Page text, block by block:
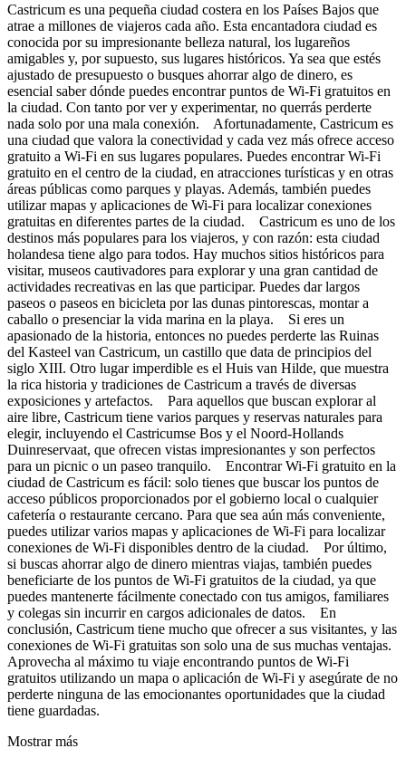
Castricum es una pequeña ciudad costera en los Países Bajos que
atrae a millones de viajeros cada año. Esta encantadora ciudad es
conocida por su impresionante belleza natural, los lugareños
amigables y, por supuesto, sus lugares históricos. Ya sea que estés
ajustado de presupuesto o busques ahorrar algo de dinero, es
esencial saber dónde puedes encontrar puntos de Wi-Fi gratuitos en
la ciudad. Con tanto por ver y experimentar, no querrás perderte
nada solo por una mala conexión. Afortunadamente, Castricum es
una ciudad que valora la conectividad y cada vez más ofrece acceso
gratuito a Wi-Fi en sus lugares populares. Puedes encontrar Wi-Fi
gratuito en el centro de la ciudad, en atracciones turísticas y en otras
áreas públicas como parques y playas. Además, también puedes
utilizar mapas y aplicaciones de Wi-Fi para localizar conexiones
gratuitas en diferentes partes de la ciudad. Castricum es uno de los
destinos más populares para los viajeros, y con razón: esta ciudad
holandesa tiene algo para todos. Hay muchos sitios históricos para
visitar, museos cautivadores para explorar y una gran cantidad de
actividades recreativas en las que participar. Puedes dar largos
paseos o paseos en bicicleta por las dunas pintorescas, montar a
caballo o presenciar la vida marina en la playa. Si eres un
apasionado de la historia, entonces no puedes perderte las Ruinas
del Kasteel van Castricum, un castillo que data de principios del
siglo XIII. Otro lugar imperdible es el Huis van Hilde, que muestra
la rica historia y tradiciones de Castricum a través de diversas
exposiciones y artefactos. Para aquellos que buscan explorar al
aire libre, Castricum tiene varios parques y reservas naturales para
elegir, incluyendo el Castricumse Bos y el Noord-Hollands
Duinreservaat, que ofrecen vistas impresionantes y son perfectos
para un picnic o un paseo tranquilo. Encontrar Wi-Fi gratuito en la
ciudad de Castricum es fácil: solo tienes que buscar los puntos de
acceso públicos proporcionados por el gobierno local o cualquier
cafetería o restaurante cercano. Para que sea aún más conveniente,
puedes utilizar varios mapas y aplicaciones de Wi-Fi para localizar
conexiones de Wi-Fi disponibles dentro de la ciudad. Por último,
si buscas ahorrar algo de dinero mientras viajas, también puedes
beneficiarte de los puntos de Wi-Fi gratuitos de la ciudad, ya que
puedes mantenerte fácilmente conectado con tus amigos, familiares
y colegas sin incurrir en cargos adicionales de datos. En
conclusión, Castricum tiene mucho que ofrecer a sus visitantes, y las
conexiones de Wi-Fi gratuitas son solo una de sus muchas ventajas.
Aprovecha al máximo tu viaje encontrando puntos de Wi-Fi
gratuitos utilizando un mapa o aplicación de Wi-Fi y asegúrate de no
perderte ninguna de las emocionantes oportunidades que la ciudad
tiene guardadas.
Mostrar más